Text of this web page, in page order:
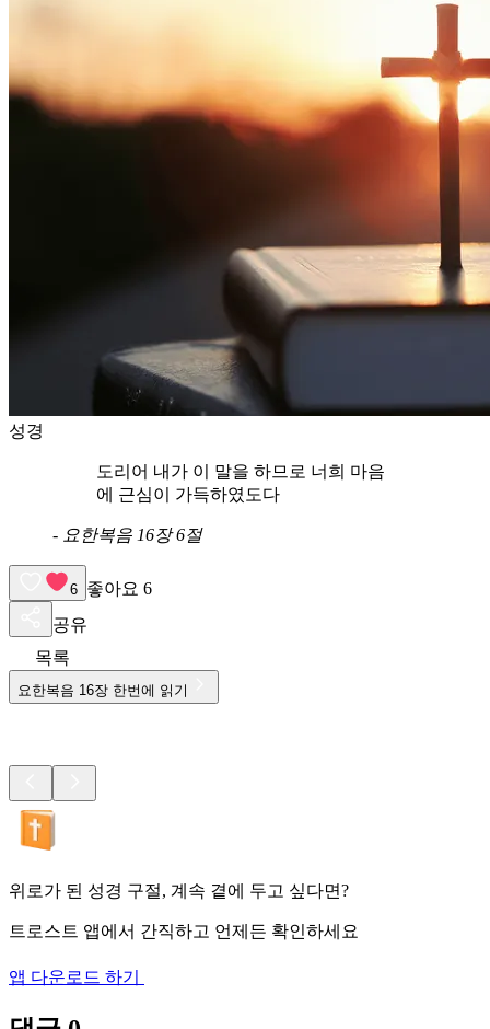
성경
도리어 내가 이 말을 하므로 너희 마음
에 근심이 가득하였도다
- 요한복음 16장 6절
6 좋아요 6
공유
목록
요한복음 16장 한번에 읽기
위로가 된 성경 구절, 계속 곁에 두고 싶다면?
트로스트 앱에서 간직하고 언제든 확인하세요
앱 다운로드 하기